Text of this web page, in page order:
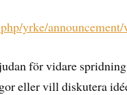
yrke/
för vidare
eller vill diskutera